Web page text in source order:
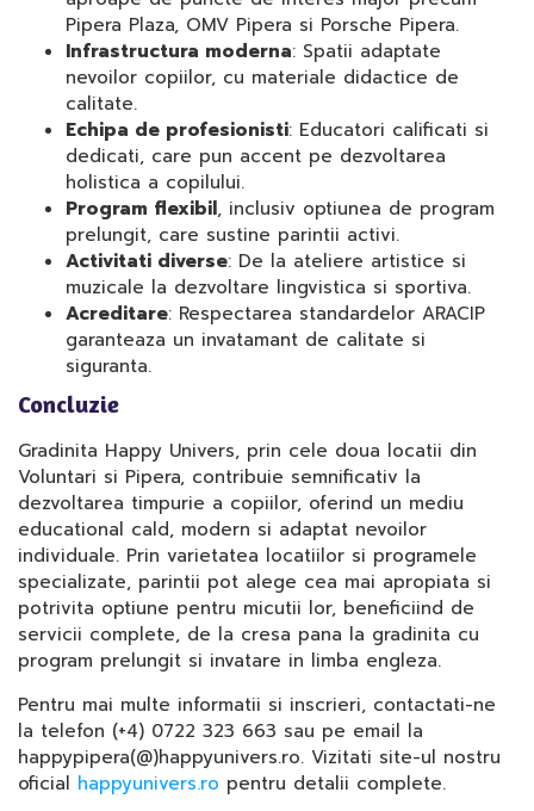
Pipera Plaza, OMV Pipera si Porsche Pipera.
Infrastructura moderna: Spatii adaptate
nevoilor copiilor, cu materiale didactice de
calitate.
Echipa de profesionisti: Educatori calificati si
dedicati, care pun accent pe dezvoltarea
holistica a copilului.
Program flexibil, inclusiv optiunea de program
prelungit, care sustine parintii activi.
Activitati diverse: De la ateliere artistice si
muzicale la dezvoltare lingvistica si sportiva.
Acreditare: Respectarea standardelor ARACIP
garanteaza un invatamant de calitate si
siguranta.
Concluzie
Gradinita Happy Univers, prin cele doua locatii din
Voluntari si Pipera, contribuie semnificativ la
dezvoltarea timpurie a copiilor, oferind un mediu
educational cald, modern si adaptat nevoilor
individuale. Prin varietatea locatiilor si programele
specializate, parintii pot alege cea mai apropiata si
potrivita optiune pentru micutii lor, beneficiind de
servicii complete, de la cresa pana la gradinita cu
program prelungit si invatare in limba engleza.
Pentru mai multe informatii si inscrieri, contactati-ne
la telefon (+4) 0722 323 663 sau pe email la
happypipera(@)happyunivers.ro. Vizitati site-ul nostru
oficial happyunivers.ro pentru detalii complete.